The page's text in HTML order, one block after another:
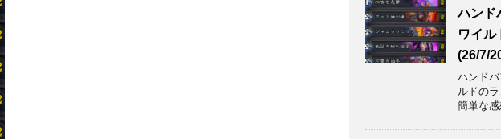
ハンド
ワイル
(26/7/
ハンド
ルドの
簡単な